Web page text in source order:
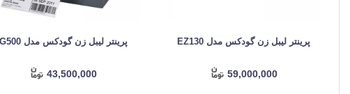
پرینتر لیبل زن گودکس مدل EZ130
59,000,000
پرینتر لیبل زن گودکس مدل G500
43,500,000